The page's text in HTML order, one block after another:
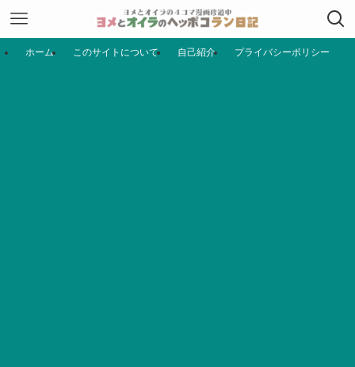
ホーム このサイトについて 自己紹介 プライバシーポリシー